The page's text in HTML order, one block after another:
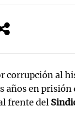
corrupción al
años en
frente del